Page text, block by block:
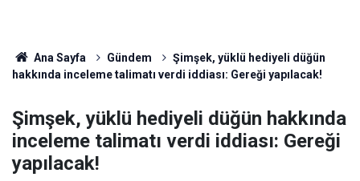
Ana Sayfa Gündem
Şimşek, yüklü hediyeli düğün
hakkında inceleme talimatı verdi iddiası: Gereği yapılacak!
Şimşek, yüklü hediyeli düğün hakkında
inceleme talimatı verdi iddiası: Gereği
yapılacak!